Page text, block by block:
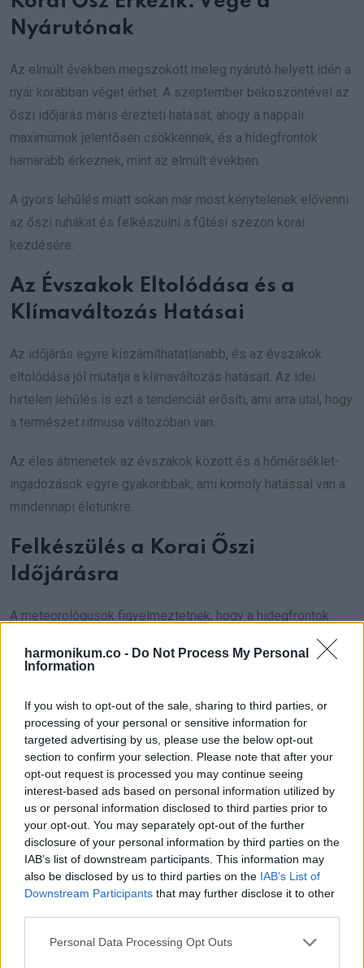
harmonikum.co - Do Not Process My Personal
Information
If you wish to opt-out of the sale, sharing to third parties, or
processing of your personal or sensitive information for
targeted advertising by us, please use the below opt-out
section to confirm your selection. Please note that after your
opt-out request is processed you may continue seeing
interest-based ads based on personal information utilized by
us or personal information disclosed to third parties prior to
your opt-out. You may separately opt-out of the further
disclosure of your personal information by third parties on the
IAB’s list of downstream participants. This information may
also be disclosed by us to third parties on the IAB’s List of
Downstream Participants that may further disclose it to other
Please note that this website/app uses one or more Google
Personal Data Processing Opt Outs
Nyárutónak
Az elmúlt években megszokott meleg nyárutó helyett idén a
nyár korábban véget érhet. A szeptember beköszöntével az
őszi időjárás máris érezteti hatását, ahogy a nappali
maximumok jelentősen csökkennek, és a hidegfrontok
hamarabb érkeznek, mint az elmúlt években.
A gyors lehűlés miatt sokan már most kénytelenek elővenni
az őszi ruhákat és felkészülni a fűtési szezon korai
kezdésére.
Az Évszakok Eltolódása és a
Klímaváltozás Hatásai
Az időjárás egyre kiszámíthatatlanabb, és az évszakok
eltolódása jól mutatja a klímaváltozás hatásait. Az idei
hirtelen lehűlés is ezt a tendenciát erősíti, ami arra utal, hogy
a természet ritmusa változóban van.
Az éles átmenetek az évszakok között és a hőmérséklet-
ingadozások egyre gyakoribbak, ami komoly hatással van a
mindennapi életünkre.
Felkészülés a Korai Őszi
Időjárásra
A meteorológusok figyelmeztetnek, hogy a hidegfrontok
sorozatos érkezése az átlagosnál hűvösebb őszt hozhat.
Az éjszakai hőmérsékletek szeptember közepére már 10°C
hidegebb napokra. A szakértők javasolják, hogy figyeljünk az
időjárás-előrejelzésekre, és készítsük fel otthonainkat a
korai hideg időjárásra.
Az elkövetkező hetekben várható további lehűlés, és az
őszi időjárás szinte azonnal érezteti hatását, amint
szeptemberbe lépünk.
A természet változásai emlékeztetnek arra, hogy a
klímaváltozás mindennapi életünk részévé vált, és egyre
inkább alkalmazkodnunk kell ezekhez az új körülményekhez.